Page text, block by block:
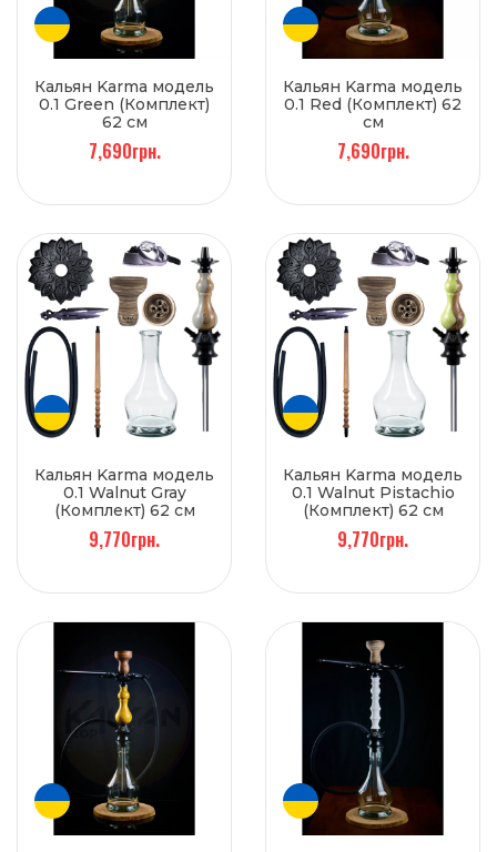
Кальян Karma модель
0.1 Green (Комплект)
62 см
7,690грн.
Кальян Karma модель
0.1 Red (Комплект) 62
см
7,690грн.
Кальян Karma модель
0.1 Walnut Gray
(Комплект) 62 см
9,770грн.
Кальян Karma модель
0.1 Walnut Pistachio
(Комплект) 62 см
9,770грн.